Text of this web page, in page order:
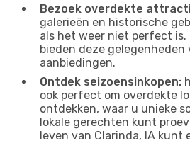
Bezoek overdekte
galerieën en historische
als het weer niet perfect is.
bieden deze gelegenheden
aanbiedingen.
Ontdek seizoensinkopen:
ook perfect om overdekte
ontdekken, waar u unieke
lokale gerechten kunt
leven van Clarinda, IA kunt